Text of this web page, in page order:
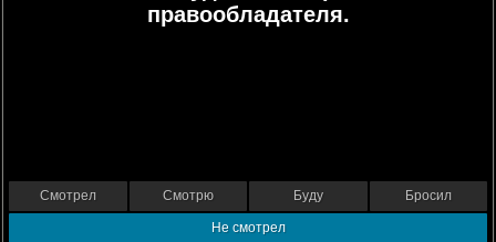
правообладателя.
Смотрел Смотрю Буду Бросил
Не смотрел